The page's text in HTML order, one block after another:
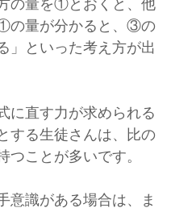
の量が分かると、③の
」といった考え方が出
に直す力が求められる
する生徒さんは、比の
ことが多いです。
意識がある場合は、ま